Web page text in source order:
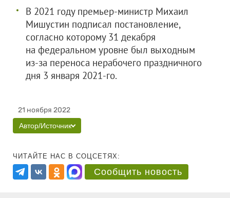
В 2021 году премьер-министр Михаил
Мишустин подписал постановление,
согласно которому 31 декабря
на федеральном уровне был выходным
из-за переноса нерабочего праздничного
дня 3 января 2021-го.
21 ноября 2022
Автор/Источник
ЧИТАЙТЕ НАС В СОЦСЕТЯХ:
Сообщить новость